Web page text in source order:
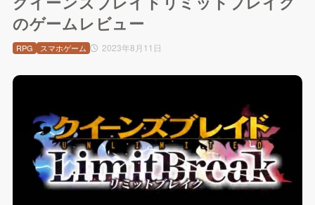
のゲームレビュー
2023年8月11日
RPG スマホゲーム